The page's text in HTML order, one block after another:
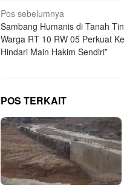
Navigasi
pos
Pos sebelumnya
Sambang Humanis di Tanah
Warga RT 10 RW 05 Perkuat
Hindari Main Hakim Sendiri”
POS TERKAIT